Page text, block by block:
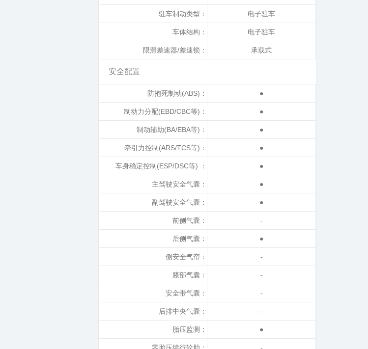
驻车制动类型： 电子驻车
车体结构： 电子驻车
限滑差速器/差速锁： 承载式
安全配置
防抱死制动(ABS)： ●
制动力分配(EBD/CBC等)： ●
制动辅助(BA/EBA等)： ●
牵引力控制(ARS/TCS等)： ●
车身稳定控制(ESP/DSC等) ： ●
主驾驶安全气囊： ●
副驾驶安全气囊： ●
前侧气囊： -
后侧气囊： ●
侧安全气帘： -
膝部气囊： -
安全带气囊： -
后排中央气囊： -
胎压监测： ●